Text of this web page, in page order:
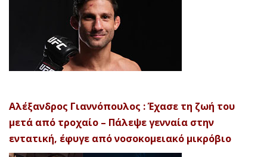
Αλέξανδρος Γιαννόπουλος : Έχασε τη ζωή του
μετά από τροχαίο – Πάλεψε γενναία στην
εντατική, έφυγε από νοσοκομειακό μικρόβιο